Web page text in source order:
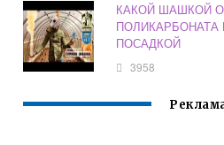
КАКОЙ ШАШКОЙ
ПОСАДКОЙ
3958